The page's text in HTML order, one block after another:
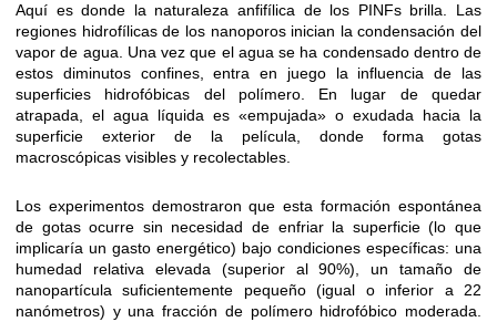
Aquí es donde la naturaleza anfifílica de los PINFs brilla. Las
regiones hidrofílicas de los nanoporos inician la condensación del
vapor de agua. Una vez que el agua se ha condensado dentro de
estos diminutos confines, entra en juego la influencia de las
superficies hidrofóbicas del polímero. En lugar de quedar
atrapada, el agua líquida es «empujada» o exudada hacia la
superficie exterior de la película, donde forma gotas
macroscópicas visibles y recolectables.
Los experimentos demostraron que esta formación espontánea
de gotas ocurre sin necesidad de enfriar la superficie (lo que
implicaría un gasto energético) bajo condiciones específicas: una
humedad relativa elevada (superior al 90%), un tamaño de
nanopartícula suficientemente pequeño (igual o inferior a 22
nanómetros) y una fracción de polímero hidrofóbico moderada.